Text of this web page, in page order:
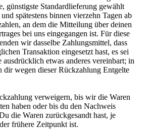
günstigste Standardlieferung gewählt
spätestens binnen vierzehn Tagen ab
an dem die Mitteilung über deinen
bei uns eingegangen ist. Für diese
wir dasselbe Zahlungsmittel, dass
Transaktion eingesetzt hast, es sei
etwas anderes vereinbart; in
dir wegen dieser Rückzahlung Entgelte
verweigern, bis wir die Waren
haben oder bis du den Nachweis
die Waren zurückgesandt hast, je
frühere Zeitpunkt ist.